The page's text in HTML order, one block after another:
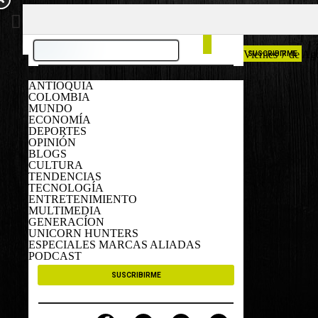
ANTIOQUIA
COLOMBIA
MUNDO
ECONOMÍA
DEPORTES
OPINIÓN
BLOGS
CULTURA
TENDENCIAS
TECNOLOGÍA
ENTRETENIMIENTO
MULTIMEDIA
GENERACÍON
UNICORN HUNTERS
ESPECIALES MARCAS ALIADAS
PODCAST
SUSCRIBIRME
Viernes 7 de
SUSCRIBIRME